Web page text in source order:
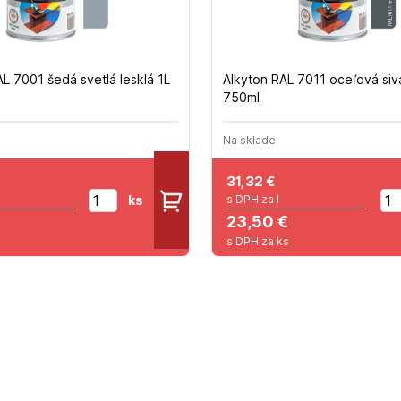
7001 šedá svetlá lesklá 1L
ks
Alkyton RAL 7011 oceľová
750ml
Na sklade
31,32 €
s DPH za l
23,50 €
s DPH za ks